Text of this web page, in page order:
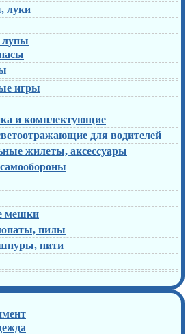
луки
игры
и комплектующие
для водителей
жилеты, аксессуары
мешки
пилы
нити